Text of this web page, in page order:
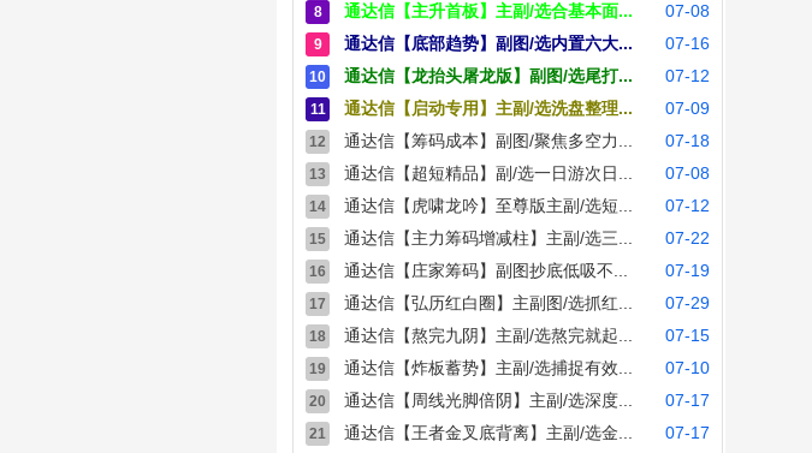
8 通达信【主升首板】主副/选合基本面... 07-08
9 通达信【底部趋势】副图/选内置六大... 07-16
10 通达信【龙抬头屠龙版】副图/选尾打... 07-12
11 通达信【启动专用】主副/选洗盘整理... 07-09
12 通达信【筹码成本】副图/聚焦多空力... 07-18
13 通达信【超短精品】副/选一日游次日... 07-08
14 通达信【虎啸龙吟】至尊版主副/选短... 07-12
15 通达信【主力筹码增减柱】主副/选三... 07-22
16 通达信【庄家筹码】副图抄底低吸不... 07-19
17 通达信【弘历红白圈】主副图/选抓红... 07-29
18 通达信【熬完九阴】主副/选熬完就起... 07-15
19 通达信【炸板蓄势】主副/选捕捉有效... 07-10
20 通达信【周线光脚倍阴】主副/选深度... 07-17
21 通达信【王者金叉底背离】主副/选金... 07-17